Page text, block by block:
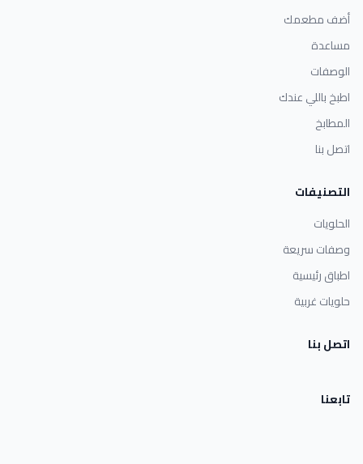
أضف مطعمك
مساعدة
الوصفات
اطبخ باللي عندك
المطابخ
اتصل بنا
التصنيفات
الحلويات
وصفات سريعة
اطباق رئيسية
حلويات غربية
اتصل بنا
تابعنا